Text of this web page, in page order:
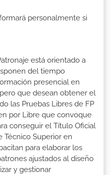
personalmente si
está orientado a
del tiempo
presencial en
que desean obtener el
las Pruebas Libres de FP
por Libre que convoque
conseguir el Título Oficial
Técnico Superior en
para elaborar los
ajustados al diseño
y gestionar